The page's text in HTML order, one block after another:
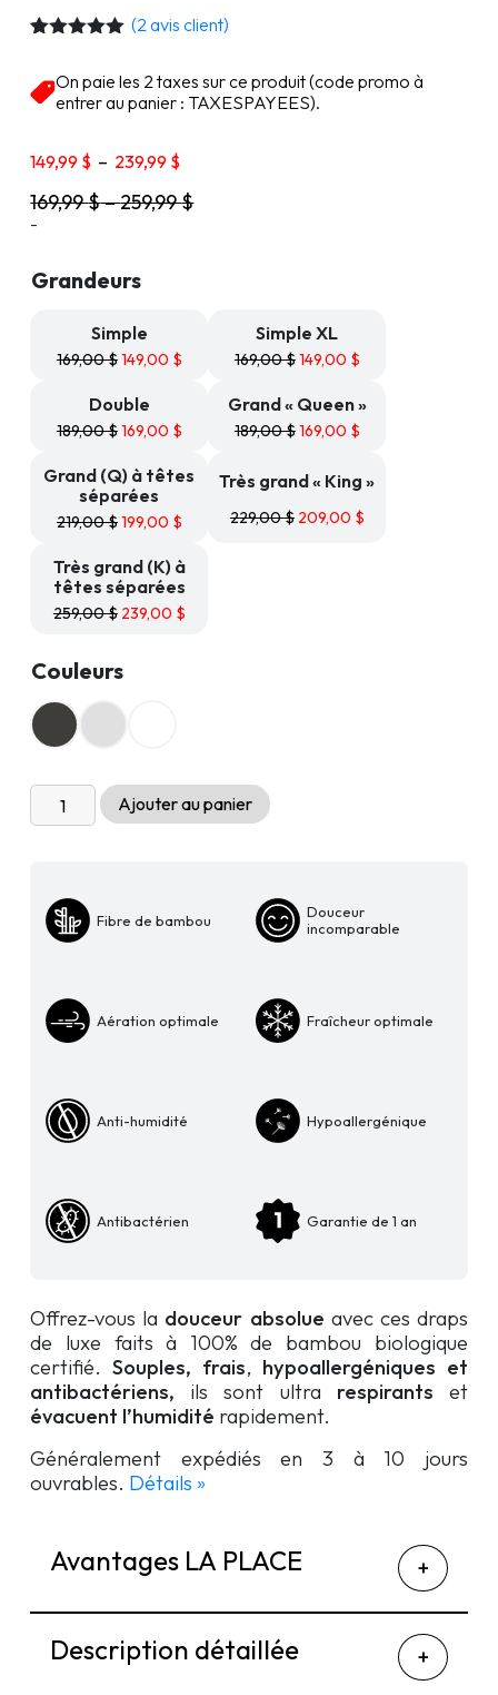
basé sur
notations
(2avis client)
On paie les 2 taxes sur ce produit (code promo à
entrer au panier : TAXESPAYEES).
149,99 $ – 239,99 $
prix :
169,99$–259,99$
-
Grandeurs
Simple
169,00$149,00 $
Simple XL
169,00$149,00 $
Double
189,00$169,00 $
Grand « Queen »
189,00$169,00 $
Grand (Q) à têtes
séparées
219,00$199,00 $
Très grand « King »
229,00$ 209,00 $
Très grand (K) à
têtes séparées
259,00$ 239,00 $
Couleurs
quantité
de
draps
100%
Ajouter au panier
Fibre de bambou
Douceur
incomparable
Aération optimale Fraîcheur optimale
Anti-humidité Hypoallergénique
Antibactérien Garantie de 1 an
Offrez-vous la douceur absolue avec ces draps
de luxe faits à 100% de bambou biologique
certifié.Souples, frais, hypoallergéniques et
antibactériens, ils sont ultra respirants et
évacuent l’humidité rapidement.
Généralement expédiés en 3 à 10 jours
ouvrables. Détails »
Avantages LA PLACE
Description détaillée